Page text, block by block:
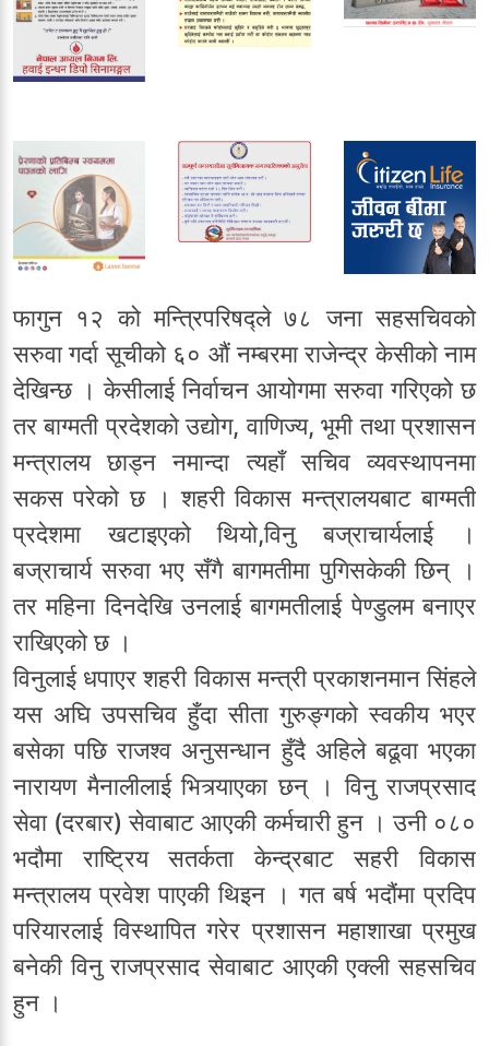
फागुन १२ को मन्त्रिपरिषद्ले ७८ जना सहसचिवको
सरुवा गर्दा सूचीको ६० औं नम्बरमा राजेन्द्र केसीको नाम
देखिन्छ । केसीलाई निर्वाचन आयोगमा सरुवा गरिएको छ
तर बाग्मती प्रदेशको उद्योग, वाणिज्य, भूमी तथा प्रशासन
मन्त्रालय छाड्न नमान्दा त्यहाँ सचिव व्यवस्थापनमा
सकस परेको छ । शहरी विकास मन्त्रालयबाट बाग्मती
प्रदेशमा खटाइएको थियो,विनु बज्राचार्यलाई ।
बज्राचार्य सरुवा भए सँगै बागमतीमा पुगिसकेकी छिन् ।
तर महिना दिनदेखि उनलाई बागमतीलाई पेण्डुलम बनाएर
राखिएको छ ।
विनुलाई धपाएर शहरी विकास मन्त्री प्रकाशनमान सिंहले
यस अघि उपसचिव हुँदा सीता गुरुङ्गको स्वकीय भएर
बसेका पछि राजश्व अनुसन्धान हुँदै अहिले बढूवा भएका
नारायण मैनालीलाई भित्र्याएका छन् । विनु राजप्रसाद
सेवा (दरबार) सेवाबाट आएकी कर्मचारी हुन । उनी ०८०
भदौमा राष्ट्रिय सतर्कता केन्द्रबाट सहरी विकास
मन्त्रालय प्रवेश पाएकी थिइन । गत बर्ष भदौंमा प्रदिप
परियारलाई विस्थापित गरेर प्रशासन महाशाखा प्रमुख
बनेकी विनु राजप्रसाद सेवाबाट आएकी एक्ली सहसचिव
हुन ।